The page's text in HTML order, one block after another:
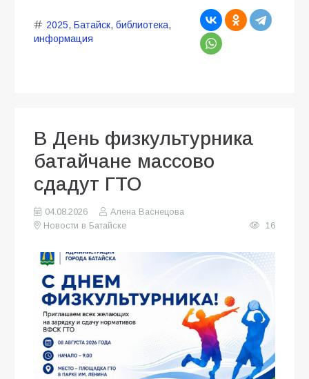
2025, Батайск, библиотека,
информация
В День физкультурника
батайчане массово
сдадут ГТО
04.08.2026
Алена Васнецова
Новости в Батайске
16